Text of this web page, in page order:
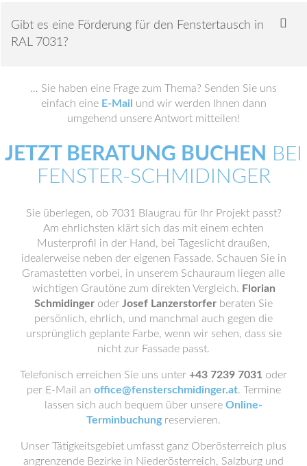
Gibt es eine Förderung für den Fenstertausch in
RAL 7031?
… Sie haben eine Frage zum Thema? Senden Sie uns
einfach eine E-Mail
und wir werden Ihnen dann
umgehend unsere Antwort mitteilen!
JETZT BERATUNG BUCHEN BEI
FENSTER-SCHMIDINGER
Sie überlegen, ob 7031 Blaugrau für Ihr Projekt passt?
Am ehrlichsten klärt sich das mit einem echten
Musterprofil in der Hand, bei Tageslicht draußen,
idealerweise neben der eigenen Fassade. Schauen Sie in
Gramastetten vorbei, in unserem Schauraum liegen alle
wichtigen Grautöne zum direkten Vergleich. Florian
Schmidinger oder Josef Lanzerstorfer beraten Sie
persönlich, ehrlich, und manchmal auch gegen die
ursprünglich geplante Farbe, wenn wir sehen, dass sie
nicht zur Fassade passt.
Telefonisch erreichen Sie uns unter +43 7239 7031 oder
per E-Mail an office@fensterschmidinger.at. Termine
lassen sich auch bequem über unsere Online-
Terminbuchungreservieren.
Unser Tätigkeitsgebiet umfasst ganz Oberösterreich plus
angrenzende Bezirke in Niederösterreich, Salzburg und